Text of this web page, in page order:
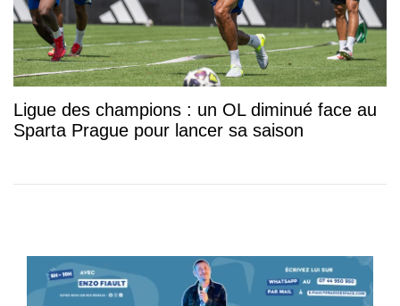
Ligue des champions : un OL diminué face au
Sparta Prague pour lancer sa saison